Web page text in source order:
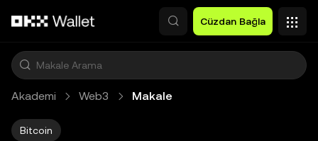
Cüzdan Bağla
Akademi Web3 Makale
Bitcoin